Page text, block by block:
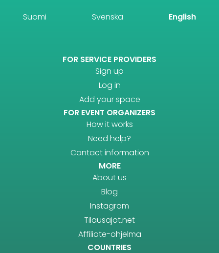
Suomi Svenska English
FOR SERVICE PROVIDERS
Sign up
Log in
Add your space
FOR EVENT ORGANIZERS
How it works
Need help?
Contact information
MORE
About us
Blog
Instagram
Tilausajot.net
Affiliate-ohjelma
COUNTRIES